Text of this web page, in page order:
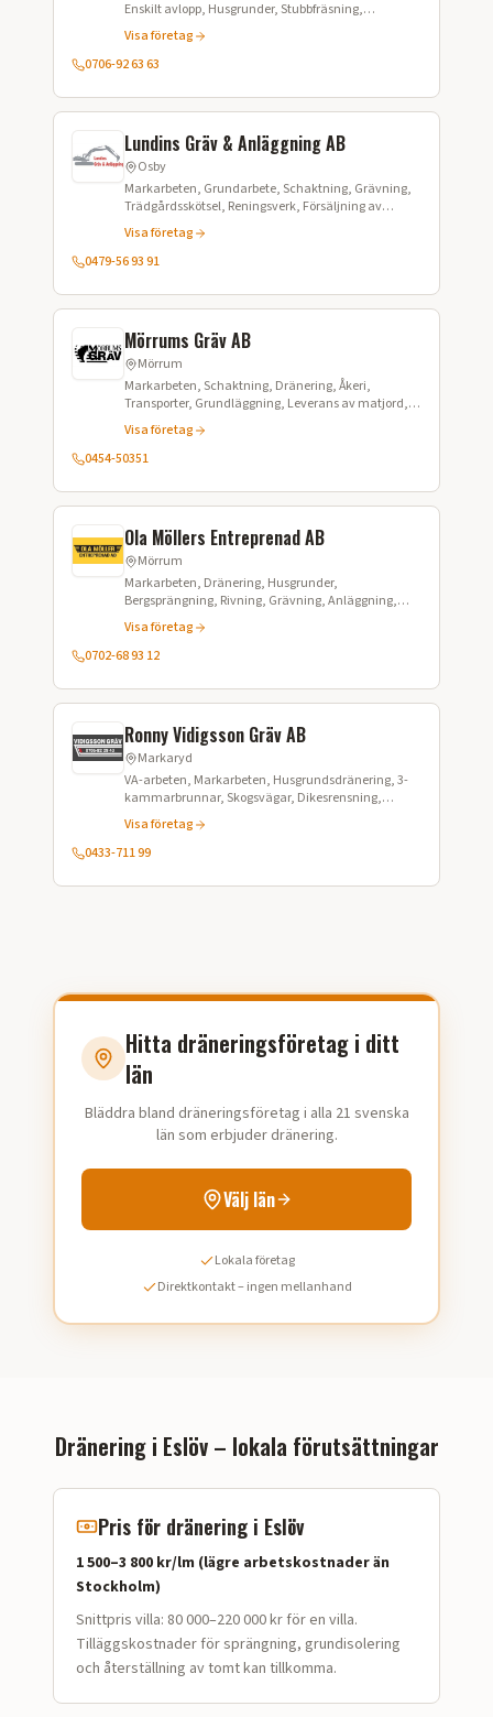
Enskilt avlopp, Husgrunder, Stubbfräsning,
Jordplanering, Gräventreprenad, Schaktning
Visa företag
0706-92 63 63
Lundins Gräv & Anläggning AB
Osby
Markarbeten, Grundarbete, Schaktning, Grävning,
Trädgårdsskötsel, Reningsverk, Försäljning av
matjord, Grus, Marksten, Murar, Dränering
Visa företag
0479-56 93 91
Mörrums Gräv AB
Mörrum
Markarbeten, Schaktning, Dränering, Åkeri,
Transporter, Grundläggning, Leverans av matjord,
Grus och makadam, Dikesgrävning, Rörläggning,
Snöröjning, Sandning, Stubbfräsning, Räckeslagning
Visa företag
0454-50351
Ola Möllers Entreprenad AB
Mörrum
Markarbeten, Dränering, Husgrunder,
Bergsprängning, Rivning, Grävning, Anläggning,
Schaktning, Utfyllnad
Visa företag
0702-68 93 12
Ronny Vidigsson Gräv AB
Markaryd
VA-arbeten, Markarbeten, Husgrundsdränering, 3-
kammarbrunnar, Skogsvägar, Dikesrensning,
Trädgårdsplanering, Schaktning,
Kranbilstransporter, Grusförsäljning, Matjord,
Snöröjning, TMA-körning
Visa företag
0433-711 99
Hitta dräneringsföretag i ditt
län
Bläddra bland dräneringsföretag i alla 21 svenska
län som erbjuder dränering.
Välj län
Lokala företag
Direktkontakt – ingen mellanhand
Dränering i Eslöv– lokala förutsättningar
Pris för dränering i Eslöv
1 500–3 800 kr/lm (lägre arbetskostnader än
Stockholm)
Snittpris villa: 80 000–220 000 kr för en villa.
Tilläggskostnader för sprängning, grundisolering
och återställning av tomt kan tillkomma.